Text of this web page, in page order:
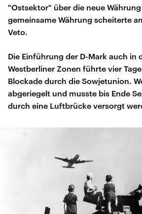
"Ostsektor" über die neue
gemeinsame Währung scheiterte
Veto.
Die Einführung der D-Mark auch in
Westberliner Zonen führte vier
Blockade durch die Sowjetunion.
abgeriegelt und musste bis Ende
durch eine Luftbrücke versorgt